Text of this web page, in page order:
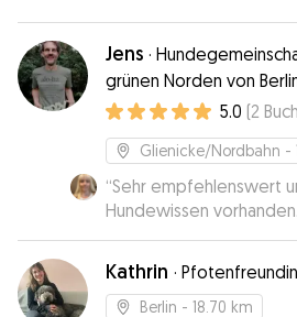
Jens ·
grünen Norden von
Glienicke/Nordbahn
5.0 (2
Glienicke/Nordbahn -
“Sehr empfehlenswert
Hundewissen
Feedback bei
wir Jens bei Bedarf
Kathrin · Pfotenfreundin
Berlin - 18.70 km